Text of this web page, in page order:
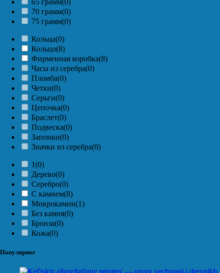
70 грамм(0)
75 грамм(0)
Кольца(0)
Кольцо(8)
Фирменная коробка(8)
Часы из серебра(0)
Пломба(0)
Четки(0)
Серьги(0)
Цепочка(0)
Браслет(0)
Подвеска(0)
Запонки(0)
Значки из серебра(0)
1(0)
Дерево(0)
Серебро(0)
С камнем(8)
Микрокамни(1)
Без камня(0)
Бронза(0)
Кожа(0)
Популярное